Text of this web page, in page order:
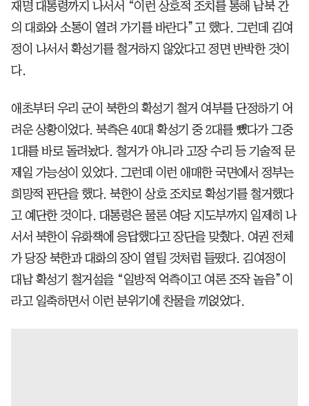
재명 대통령까지 나서서 “이런 상호적 조치를 통해 남북 간
의 대화와 소통이 열려 가기를 바란다”고 했다. 그런데 김여
정이 나서서 확성기를 철거하지 않았다고 정면 반박한 것이
다.
애초부터 우리 군이 북한의 확성기 철거 여부를 단정하기 어
려운 상황이었다. 북측은 40대 확성기 중 2대를 뺐다가 그중
1대를 바로 돌려놨다. 철거가 아니라 고장 수리 등 기술적 문
제일 가능성이 있었다. 그런데 이런 애매한 국면에서 정부는
희망적 판단을 했다. 북한이 상호 조치로 확성기를 철거했다
고 예단한 것이다. 대통령은 물론 여당 지도부까지 일제히 나
서서 북한이 유화책에 응답했다고 장단을 맞췄다. 여권 전체
가 당장 북한과 대화의 장이 열릴 것처럼 들떴다. 김여정이
대남 확성기 철거설을 “일방적 억측이고 여론 조작 놀음”이
라고 일축하면서 이런 분위기에 찬물을 끼얹었다.